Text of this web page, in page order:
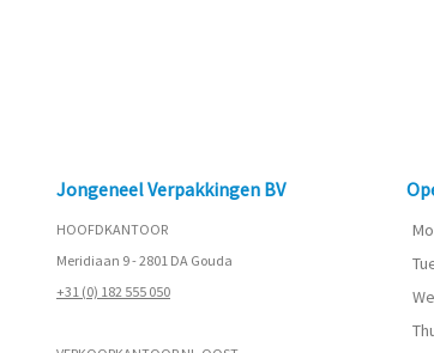
Jongeneel Verpakkingen BV
HOOFDKANTOOR
Meridiaan 9 - 2801 DA Gouda
+31 (0) 182 555 050